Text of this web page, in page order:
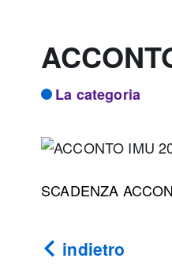
La categoria
SCADENZA
indietro